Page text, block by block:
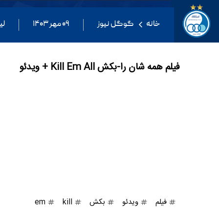
خانه گوگل نیوز ۰۹ مهر ۱۴۰۳
فیلم همه شان را-بکش Kill Em All + ویدئو
فیلم ویدئو بکش